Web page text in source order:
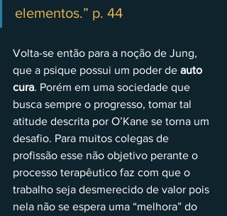
elementos.” p. 44
Volta-se então para a noção de Jung,
que a psique possui um poder de auto
cura. Porém em uma sociedade que
busca sempre o progresso, tomar tal
atitude descrita por O’Kane se torna um
desafio. Para muitos colegas de
profissão esse não objetivo perante o
processo terapêutico faz com que o
trabalho seja desmerecido de valor pois
nela não se espera uma “melhora” do